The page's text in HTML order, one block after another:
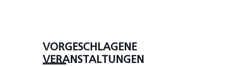
VORGESCHLAGENE
VERANSTALTUNGEN